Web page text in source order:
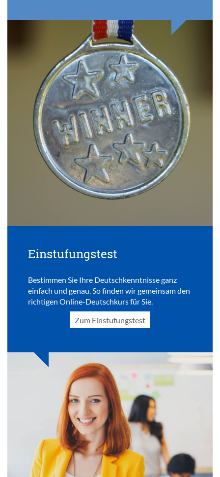
Einstufungstest
Bestimmen Sie Ihre Deutschkenntnisse ganz
einfach und genau. So finden wir gemeinsam den
richtigen Online-Deutschkurs für Sie.
Zum Einstufungstest